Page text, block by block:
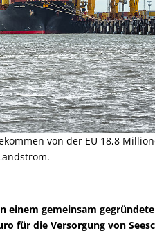
von der EU 18,8
einem gemeinsam
für die Versorgung von